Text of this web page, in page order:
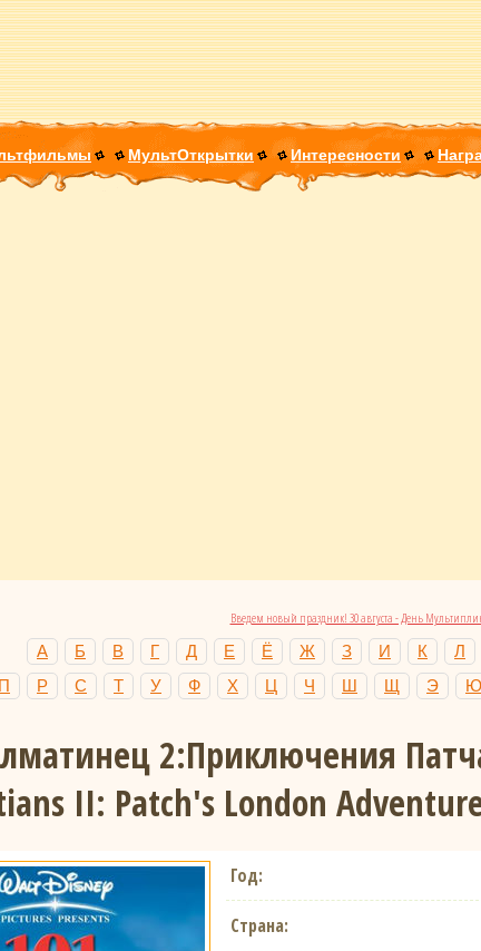
МультОткрытки Интересности
Введем новый праздник! 30 августа - День
А Б В Г Д Е Ё Ж З И К Л
П Р С Т У Ф Х Ц Ч Ш Щ Э Ю
2:Приключения
II: Patch's London
Год:
Страна: